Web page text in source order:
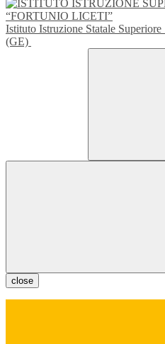
Istituto Istruzione Statale Superiore
(GE)
close